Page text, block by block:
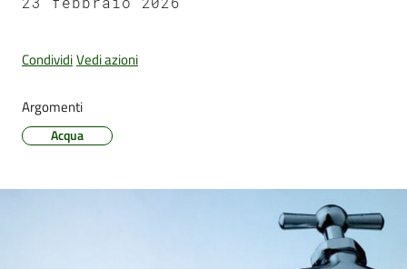
su
CondividiVedi azioni
Argomenti
Acqua